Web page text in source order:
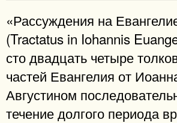
«Рассуждения на
(Tractatus in Iohannis
сто двадцать четыре
частей Евангелия от
Августином
течение долгого периода